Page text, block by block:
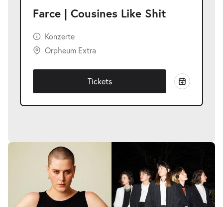
Farce | Cousines Like Shit
Konzerte
Orpheum Extra
Tickets